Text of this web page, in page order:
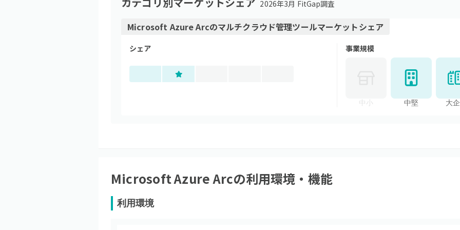
2026年3月 FitGap調査
Microsoft Azure Arcのマルチクラウド管理ツールマーケットシェア
シェア 事業規模
中小 中堅 大
Microsoft Azure Arcの利用環境・機能
利用環境